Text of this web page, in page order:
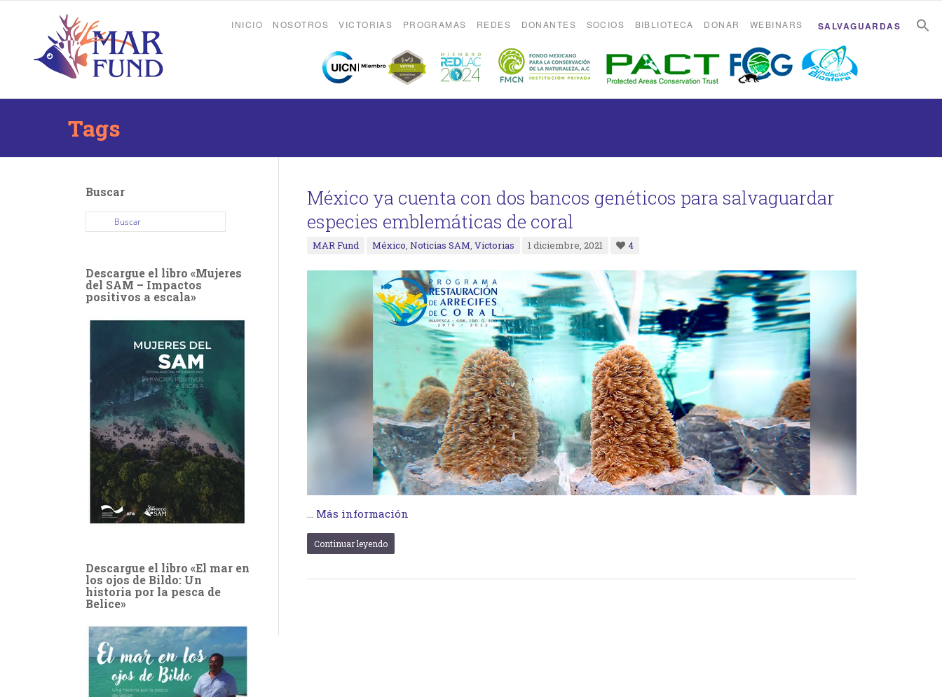
INICIO NOSOTROS VICTORIAS PROGRAMAS REDES DONANTES SOCIOS BIBLIOTECA DONAR WEBINARS SALVAGUARDAS
Tags
México ya cuenta con dos bancos genéticos para salvaguardar
especies emblemáticas de coral
MAR Fund México, Noticias SAM, Victorias 1 diciembre, 2021 4
Más información
Continuar leyendo
Buscar
Descargue el libro «Mujeres
del SAM – Impactos
positivos a escala»
Descargue el libro «El mar en
los ojos de Bildo: Un
historia por la pesca de
Belice»